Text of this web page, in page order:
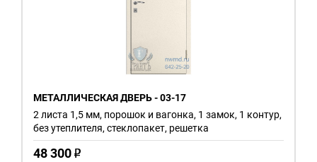
МЕТАЛЛИЧЕСКАЯ ДВЕРЬ - 03-17
48 300 o
2 листа 1,5 мм, порошок и вагонка, 1 замок, 1 контур,
без утеплителя, стеклопакет, решетка